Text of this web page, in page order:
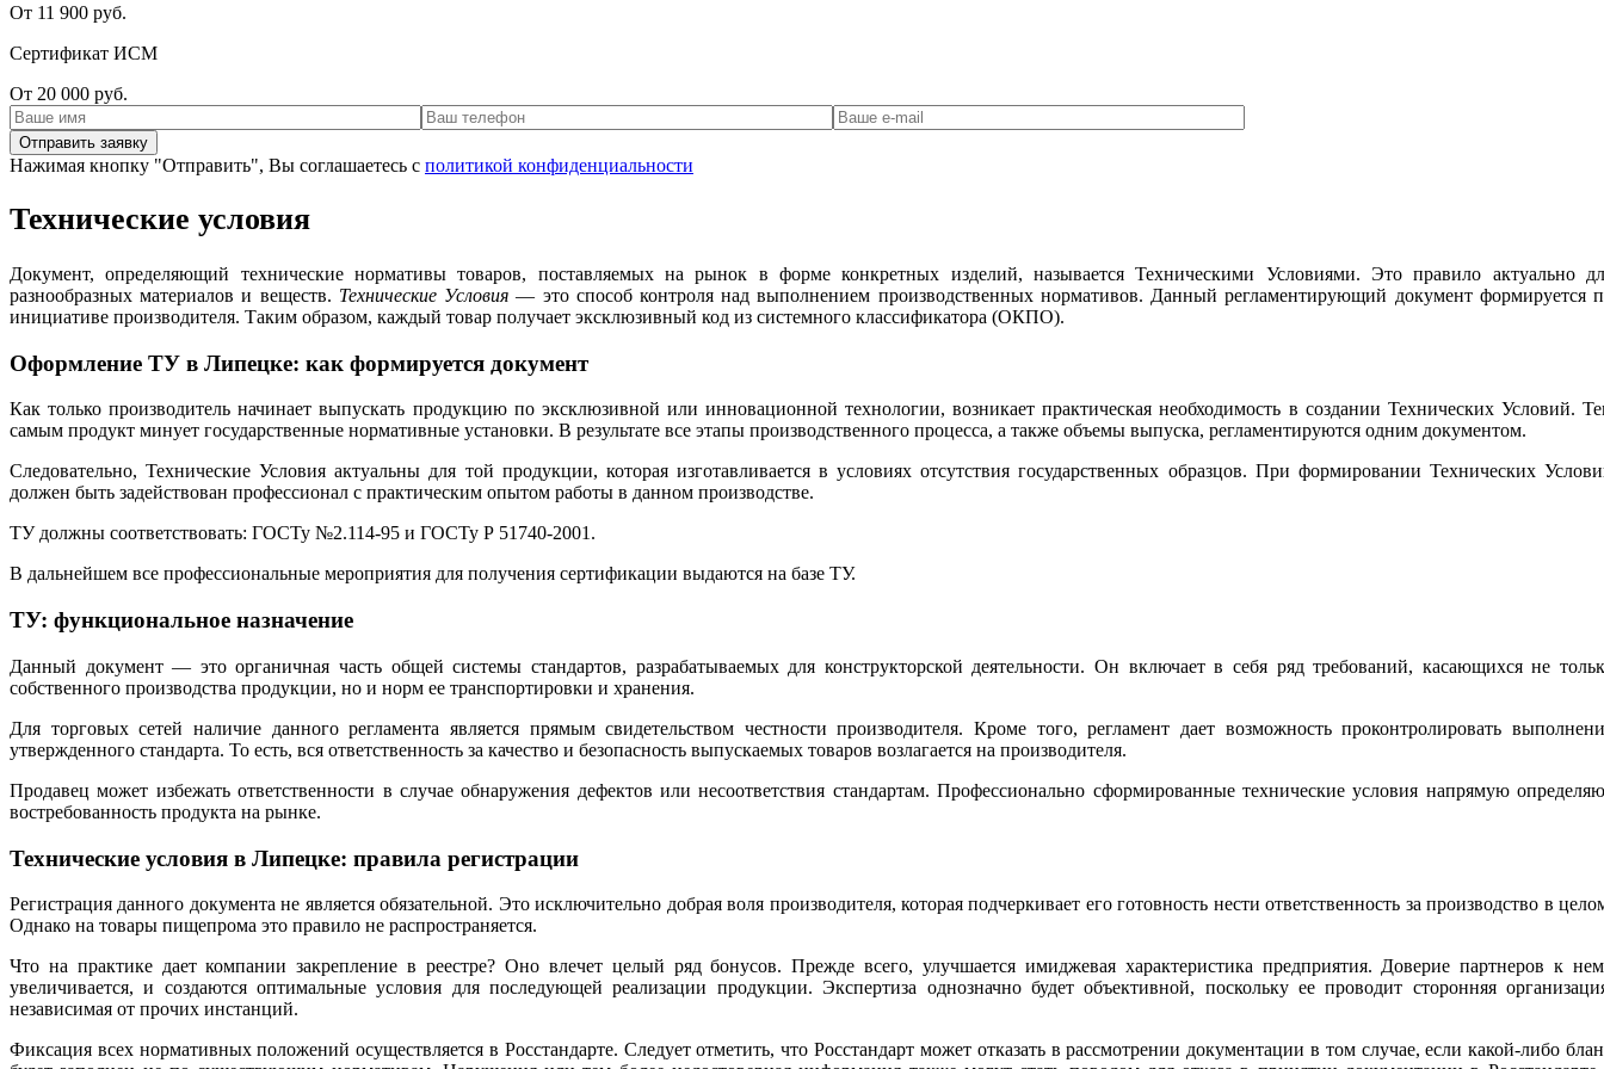
От 11 900 руб.
Сертификат ИСМ
От 20 000 руб.
Нажимая кнопку "Отправить", Вы соглашаетесь с политикой конфиденциальности
Технические условия
Документ, определяющий технические нормативы товаров, поставляемых на рынок в форме конкретных изделий, называется Техническими Условиями. Это правило актуально
разнообразных материалов и веществ. Технические Условия — это способ контроля над выполнением производственных нормативов. Данный регламентирующий документ формируется
инициативе производителя. Таким образом, каждый товар получает эксклюзивный код из системного классификатора (ОКПО).
Оформление ТУ в Липецке: как формируется документ
Как только производитель начинает выпускать продукцию по эксклюзивной или инновационной технологии, возникает практическая необходимость в создании Технических Условий.
самым продукт минует государственные нормативные установки. В результате все этапы производственного процесса, а также объемы выпуска, регламентируются одним документом.
Следовательно, Технические Условия актуальны для той продукции, которая изготавливается в условиях отсутствия государственных образцов. При формировании Технических
должен быть задействован профессионал с практическим опытом работы в данном производстве.
ТУ должны соответствовать: ГОСТу №2.114-95 и ГОСТу Р 51740-2001.
В дальнейшем все профессиональные мероприятия для получения сертификации выдаются на базе ТУ.
ТУ: функциональное назначение
Данный документ — это органичная часть общей системы стандартов, разрабатываемых для конструкторской деятельности. Он включает в себя ряд требований, касающихся не
собственного производства продукции, но и норм ее транспортировки и хранения.
Для торговых сетей наличие данного регламента является прямым свидетельством честности производителя. Кроме того, регламент дает возможность проконтролировать
утвержденного стандарта. То есть, вся ответственность за качество и безопасность выпускаемых товаров возлагается на производителя.
Продавец может избежать ответственности в случае обнаружения дефектов или несоответствия стандартам. Профессионально сформированные технические условия напрямую
востребованность продукта на рынке.
Технические условия в Липецке: правила регистрации
Регистрация данного документа не является обязательной. Это исключительно добрая воля производителя, которая подчеркивает его готовность нести ответственность за производство в
Однако на товары пищепрома это правило не распространяется.
Что на практике дает компании закрепление в реестре? Оно влечет целый ряд бонусов. Прежде всего, улучшается имиджевая характеристика предприятия. Доверие партнеров к
увеличивается, и создаются оптимальные условия для последующей реализации продукции. Экспертиза однозначно будет объективной, поскольку ее проводит сторонняя
независимая от прочих инстанций.
Фиксация всех нормативных положений осуществляется в Росстандарте. Следует отметить, что Росстандарт может отказать в рассмотрении документации в том случае, если какой-либо